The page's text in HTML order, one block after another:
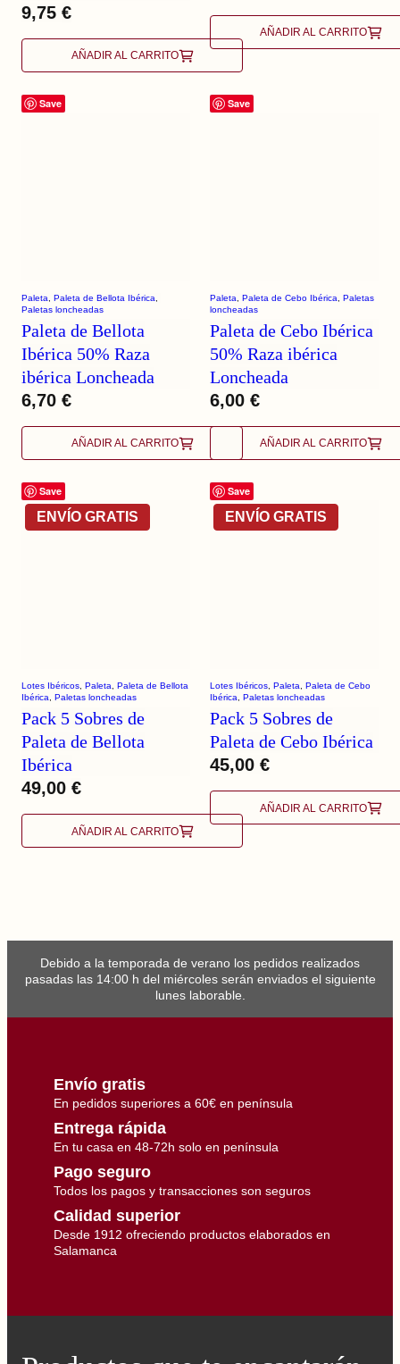
9,75 €
AÑADIR AL CARRITO
AÑADIR AL CARRITO
Save
Paleta Paleta de Bellota Ibérica
Paletas loncheadas
Paleta de Bellota
Ibérica 50% Raza
ibérica Loncheada
6,70 €
AÑADIR AL CARRITO
Save
Paleta , Paleta de Cebo Ibérica , Paletas
loncheadas
Paleta de Cebo Ibérica
50% Raza ibérica
Loncheada
6,00€
AÑADIR AL CARRITO
Save
Lotes Ibéricos Paleta
Paleta de Bellota
Ibérica
Paletas loncheadas
Pack 5 Sobres de
Paleta de Bellota
Ibérica
49,00 €
AÑADIR AL CARRITO
Save
Lotes Ibéricos , Paleta , Paleta de Cebo
Ibérica
, Paletas loncheadas
Pack 5 Sobres de
Paleta de Cebo Ibérica
45,00€
AÑADIR AL CARRITO
Debido a la temporada de verano los pedidos realizados
pasadas las 14:00 h del miércoles serán enviados el siguiente
lunes laborable.
Envío gratis
En pedidos superiores a 60€ en península
Entrega rápida
En tu casa en 48-72h solo en península
Pago seguro
Todos los pagos y transacciones son seguros
Calidad superior
Desde 1912 ofreciendo productos elaborados en
Salamanca